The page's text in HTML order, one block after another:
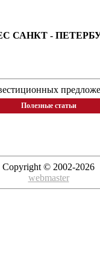
САНКТ -
Полезные статьи
Copyright © 2002-2026
webmaster